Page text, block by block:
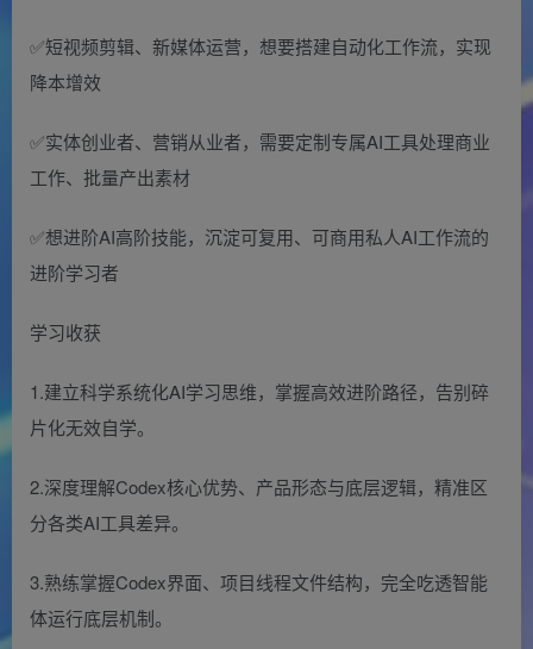
✅短视频剪辑、新媒体运营，想要搭建自动化工作流，实现
降本增效
✅实体创业者、营销从业者，需要定制专属AI工具处理商业
工作、批量产出素材
✅想进阶AI高阶技能，沉淀可复用、可商用私人AI工作流的
进阶学习者
学习收获
1.建立科学系统化AI学习思维，掌握高效进阶路径，告别碎
片化无效自学。
2.深度理解Codex核心优势、产品形态与底层逻辑，精准区
分各类AI工具差异。
3.熟练掌握Codex界面、项目线程文件结构，完全吃透智能
体运行底层机制。